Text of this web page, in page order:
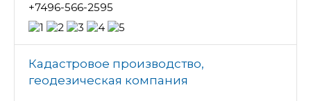
+7496-566-2595
Кадастровое производство,
геодезическая компания